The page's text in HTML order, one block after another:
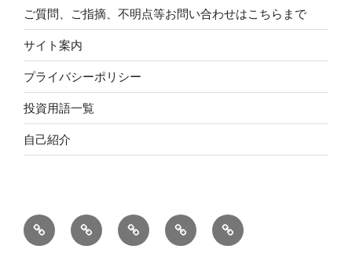
ご質問、ご指摘、不明点等お問い合わせはこちらまで
サイト案内
プライバシーポリシー
投資用語一覧
自己紹介
自
己
サ
イ
投
資
プ
ラ
【配
当